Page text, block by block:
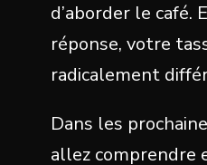
d’aborder le café.
réponse, votre
radicalement
Dans les
allez comprendre